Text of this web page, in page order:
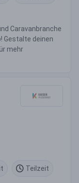
Caravanbranche
Gestalte deinen
mehr
Teilzeit